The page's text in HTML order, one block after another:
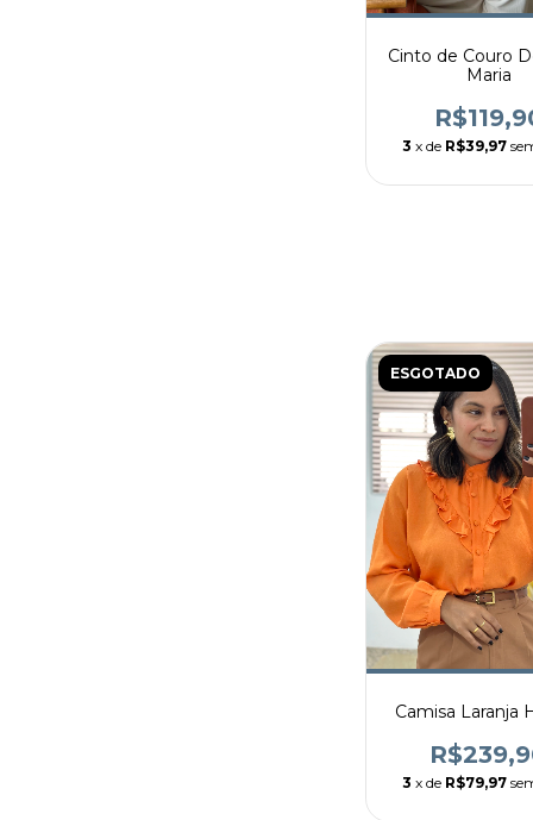
Cinto de Couro
Maria
3 x de R$39,97
ESGOTADO
Camisa Laranja
3 x de R$79,97